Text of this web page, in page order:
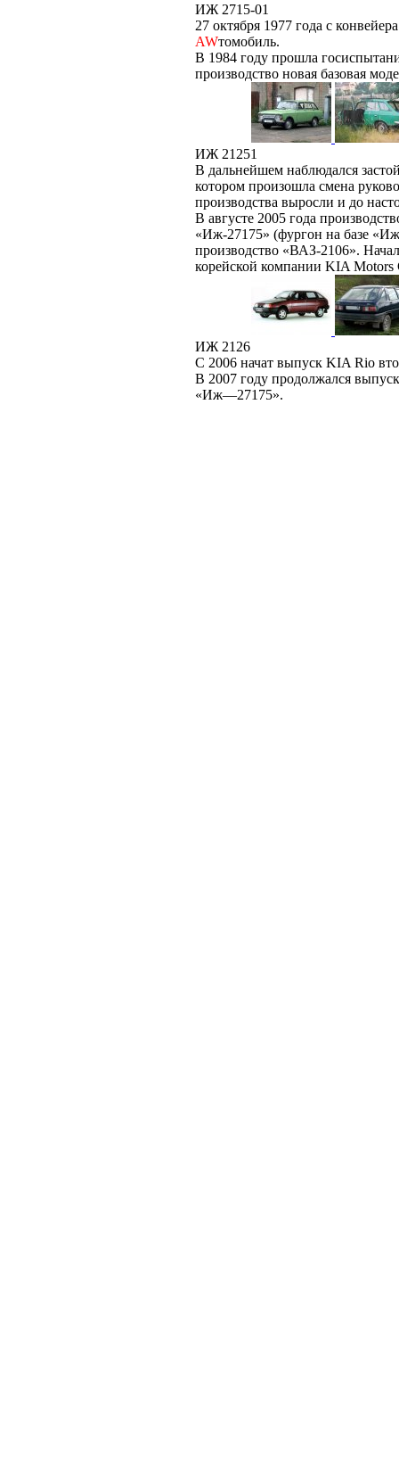
ИЖ 2715-01
27 октября 1977 года с
AWтомобиль.
В 1984 году прошла
производство новая базовая
ИЖ 21251
В дальнейшем наблюдался
котором произошла смена
производства выросли и до
В августе 2005 года
«Иж-27175» (фургон на базе
производство «ВАЗ-2106».
корейской компании KIA Motors
ИЖ 2126
С 2006 начат выпуск KIA Rio
В 2007 году продолжался
«Иж—27175».